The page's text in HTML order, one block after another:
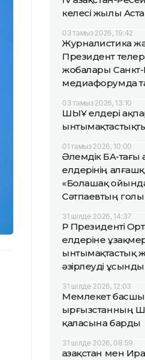
келесі жылы
03 тамыз 2026, 19:42
Журналистика
Президент
жобалары Санкт-
медиафорумда
03 тамыз 2026, 13:10
ШЫҰ елдері
01 тамыз 2026, 10:00
Әлемдік БАҚ-тағы
елдерінің
«Болашақ
Сәтпаевтың голы
31 шілде 2026, 14:37
ҚР Президенті
елдеріне
ынтымақтастық
әзірлеуді ұсынды
31 шілде 2026, 12:03
Мемлекет
Қырғызстанның
қаласына барды
31 шілде 2026, 08:59
Қазақстан мен